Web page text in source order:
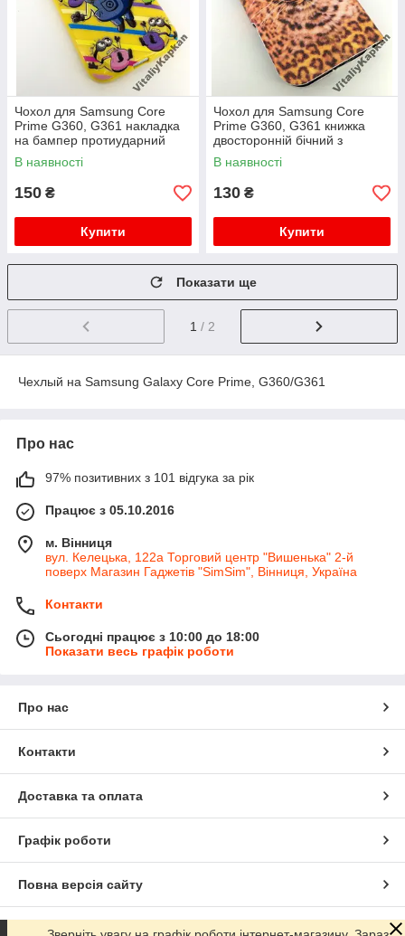
Чохол для Samsung Core
Prime G360, G361 накладка
на бампер протиударний
MINIONS
В наявності
150 ₴
Купити
Чохол для Samsung Core
Prime G360, G361 книжка
двосторонній бічний з
підставкою протиударний
В наявності
130 ₴
Купити
Показати ще
1 / 2
Чехлый на Samsung Galaxy Core Prime, G360/G361
Про нас
97% позитивних з 101 відгука за рік
Працює з 05.10.2016
м. Вінниця
вул. Келецька, 122а Торговий центр "Вишенька" 2-й
поверх Магазин Гаджетів "SimSim", Вінниця, Україна
Контакти
Сьогодні працює з 10:00 до 18:00
Показати весь графік роботи
Про нас
Контакти
Доставка та оплата
Графік роботи
Повна версія сайту
Сайт створено на маркетплейсі Prom.ua